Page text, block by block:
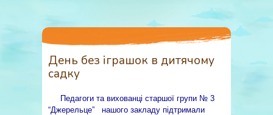
День без іграшок в дитячому
садку
Педагоги та вихованці старшої групи № 3
“Джерельце” нашого закладу підтримали